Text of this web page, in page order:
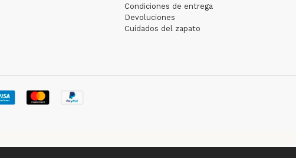
Condiciones de entrega
Devoluciones
Cuidados del zapato